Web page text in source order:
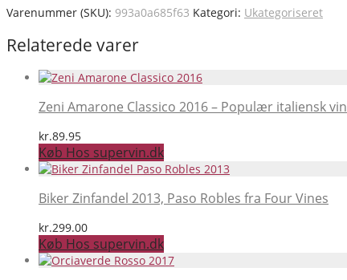
Varenummer (SKU): 993a0a685f63 Kategori: Ukategoriseret
Relaterede varer
Zeni Amarone Classico 2016 – Populær italiensk vin
kr.89.95
Køb Hos supervin.dk
Biker Zinfandel 2013, Paso Robles fra Four Vines
kr.299.00
Køb Hos supervin.dk